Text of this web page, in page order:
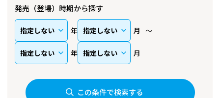
発売（登場）時期から探す
年 月
年 月
この条件で検索する